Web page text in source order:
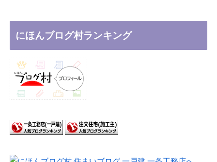
にほんブログ村ランキング